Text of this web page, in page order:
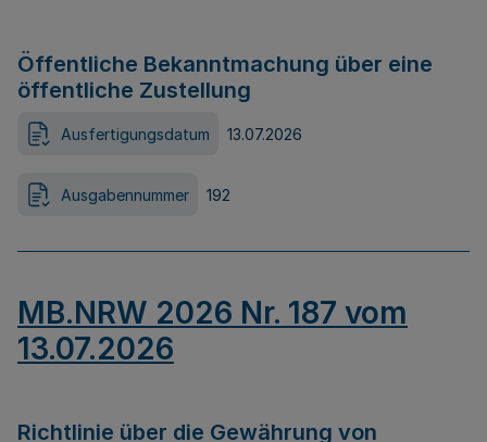
Öffentliche Bekanntmachung über eine
öffentliche Zustellung
Ausfertigungsdatum 13.07.2026
Ausgabennummer 192
MB.NRW 2026 Nr. 187 vom
13.07.2026
Richtlinie über die Gewährung von